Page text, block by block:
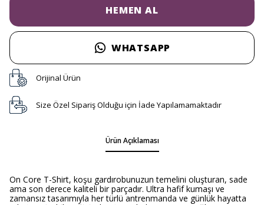
HEMEN AL
WHATSAPP
Orijinal Ürün
Size Özel Sipariş Olduğu için İade Yapılamamaktadır
Ürün Açıklaması
On Core T-Shirt, koşu gardırobunuzun temelini oluşturan, sade
ama son derece kaliteli bir parçadır. Ultra hafif kumaşı ve
zamansız tasarımıyla her türlü antrenmanda ve günlük hayatta